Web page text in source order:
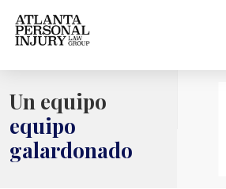
Un equipo
equipo
galardonado